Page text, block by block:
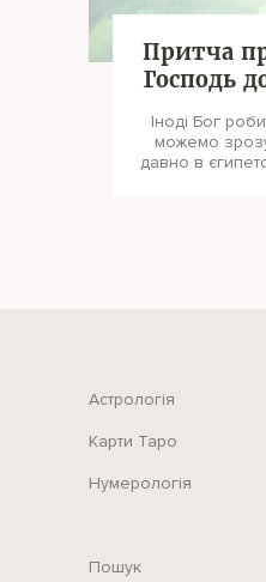
Притча
Господь
Іноді Бог
можемо
давно в
Астрологія
Карти Таро
Нумерологія